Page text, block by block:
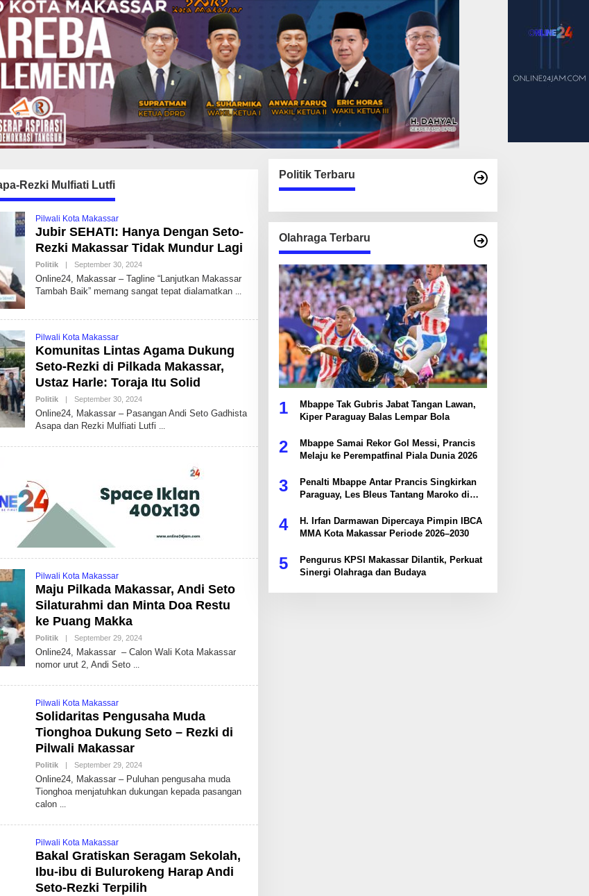
Rezki Mulfiati Lutfi
Pilwali Kota Makassar
Jubir SEHATI: Hanya Dengan Seto-
Rezki Makassar Tidak Mundur Lagi
Politik | September 30, 2024B
Y
A
N
I
I
R
I
B
D
Online24, Makassar – Tagline “Lanjutkan Makassar
Tambah Baik” memang sangat tepat dialamatkan
Pilwali Kota Makassar
Komunitas Lintas Agama Dukung
Seto-Rezki di Pilkada Makassar,
Ustaz Harle: Toraja Itu Solid
Politik | September 30, 2024B
A
N
H
D
R
I
Online24, Makassar – Pasangan Andi Seto Gadhista
Asapa dan Rezki Mulfiati Lutfi
Pilwali Kota Makassar
Maju Pilkada Makassar, Andi Seto
Silaturahmi dan Minta Doa Restu
ke Puang Makka
Politik | September 29, 2024B
A
H
A
D
S
B
D
Online24, Makassar – Calon Wali Kota Makassar
nomor urut 2, Andi Seto
Pilwali Kota Makassar
Solidaritas Pengusaha Muda
Tionghoa Dukung Seto – Rezki di
Pilwali Makassar
Politik | September 29, 2024B
Y
A
N
I
I
D
R
I
S
Online24, Makassar – Puluhan pengusaha muda
Tionghoa menjatuhkan dukungan kepada pasangan
calon
Pilwali Kota Makassar
Bakal Gratiskan Seragam Sekolah,
Ibu-ibu di Bulurokeng Harap Andi
Seto-Rezki Terpilih
Politik Terbaru
Olahraga Terbaru
1
Mbappe Tak Gubris Jabat Tangan Lawan,
Kiper Paraguay Balas Lempar Bola
2
Mbappe Samai Rekor Gol Messi, Prancis
Melaju ke Perempatfinal Piala Dunia 2026
3
Penalti Mbappe Antar Prancis Singkirkan
Paraguay, Les Bleus Tantang Maroko di
4
H. Irfan Darmawan Dipercaya Pimpin IBCA
MMA Kota Makassar Periode 2026–2030
5
Pengurus KPSI Makassar Dilantik, Perkuat
Sinergi Olahraga dan Budaya